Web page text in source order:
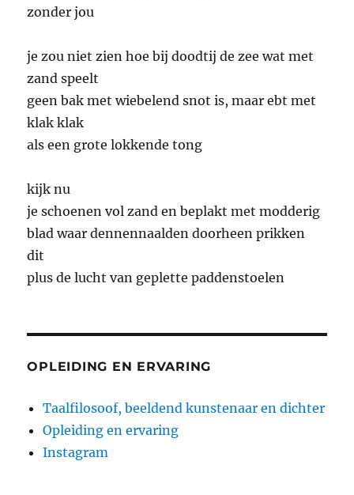
zonder jou
je zou niet zien hoe bij doodtij de zee wat met
zand speelt
geen bak met wiebelend snot is, maar ebt met
klak klak
als een grote lokkende tong
kijk nu
je schoenen vol zand en beplakt met modderig
blad waar dennennaalden doorheen prikken
dit
plus de lucht van geplette paddenstoelen
OPLEIDING EN ERVARING
Taalfilosoof, beeldend kunstenaar en dichter
Opleiding en ervaring
Instagram